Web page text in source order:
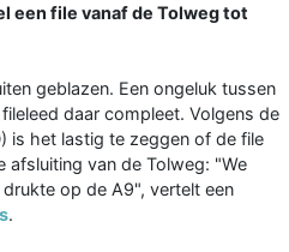
een file vanaf de Tolweg tot
geblazen. Een ongeluk tussen
daar compleet. Volgens de
is het lastig te zeggen of de file
van de Tolweg: "We
op de A9", vertelt een
.